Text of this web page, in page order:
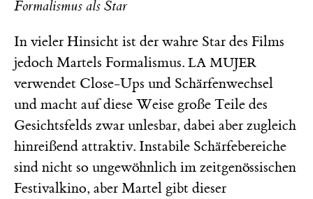
Formalismus als Star
In vieler Hinsicht ist der wahre Star des Films
jedoch Martels Formalismus. LA MUJER
verwendet Close-Ups und Schärfenwechsel
und macht auf diese Weise große Teile des
Gesichtsfelds zwar unlesbar, dabei aber zugleich
hinreißend attraktiv. Instabile Schärfebereiche
sind nicht so ungewöhnlich im zeitgenössischen
Festivalkino, aber Martel gibt dieser